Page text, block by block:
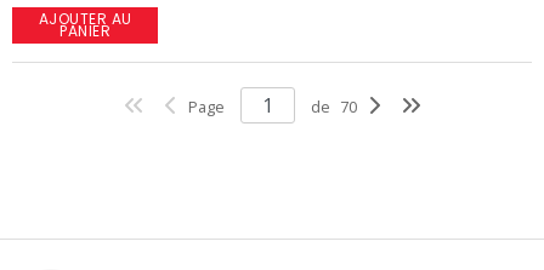
AJOUTER AU
PANIER
Page de 70